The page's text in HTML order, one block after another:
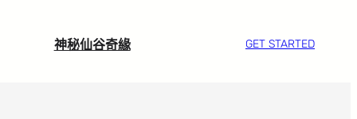
神秘仙谷奇緣 GET STARTED